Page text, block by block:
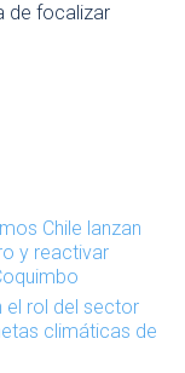
de focalizar
Chile lanzan
y reactivar
el rol del sector
climáticas de